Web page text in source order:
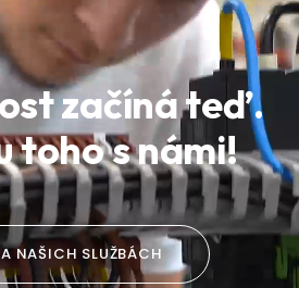
začíná teď.
toho s námi!
NAŠICH SLUŽBÁCH